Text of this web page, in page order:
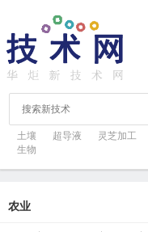
土壤 超导液 灵芝加工
生物
农业